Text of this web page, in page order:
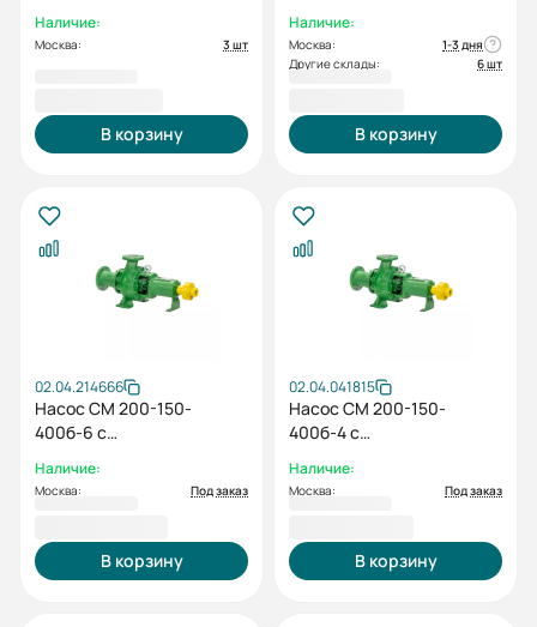
рамы
Наличие:
Москва: 3 шт
В корзину
рамы
Наличие:
Москва:
1-3 дня
Другие склады:
6 шт
В корзину
02.04.214666
Насос СМ 200-150-
400б-6 с
18,5/1000
Наличие:
Москва: Под заказ
В корзину
02.04.041815
Насос СМ 200-150-
400б-4 с
75/1500
Наличие:
Москва: Под заказ
В корзину